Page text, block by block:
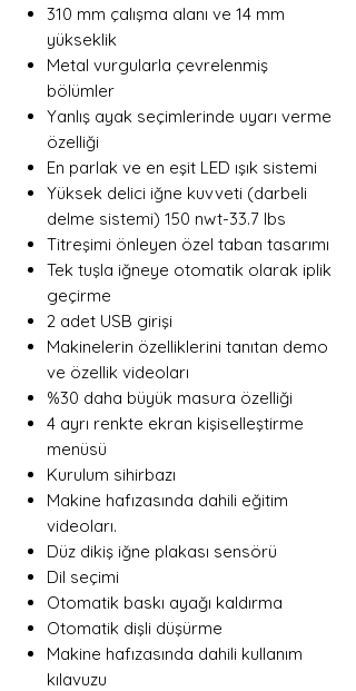
310 mm çalışma alanı ve 14 mm
yükseklik
Metal vurgularla çevrelenmiş
bölümler
Yanlış ayak seçimlerinde uyarı verme
özelliği
En parlak ve en eşit LED ışık sistemi
Yüksek delici iğne kuvveti (darbeli
delme sistemi) 150 nwt-33.7 lbs
Titreşimi önleyen özel taban tasarımı
Tek tuşla iğneye otomatik olarak iplik
geçirme
2 adet USB girişi
Makinelerin özelliklerini tanıtan demo
ve özellik videoları
%30 daha büyük masura özelliği
4 ayrı renkte ekran kişiselleştirme
menüsü
Kurulum sihirbazı
Makine hafızasında dahili eğitim
videoları.
Düz dikiş iğne plakası sensörü
Dil seçimi
Otomatik baskı ayağı kaldırma
Otomatik dişli düşürme
Makine hafızasında dahili kullanım
kılavuzu